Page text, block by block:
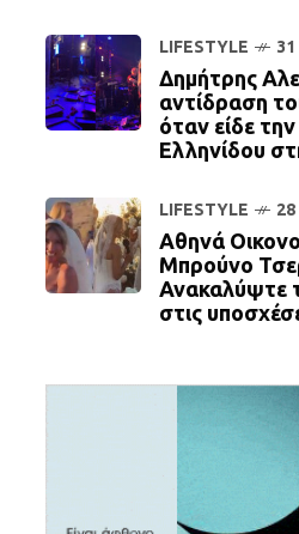
LIFESTYLE 31
Δημήτρης
αντίδραση
όταν είδε την
Ελληνίδου
LIFESTYLE 28
Αθηνά
Μπρούνο
Ανακαλύψτε
στις